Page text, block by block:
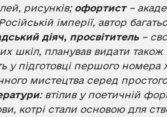
рисунків; офортист –
імперії, автор
діяч, просвітитель–
шкіл, планував видати
у підготовці першого
мистецтва серед
: втілив у поетичній
котрі стали основою для